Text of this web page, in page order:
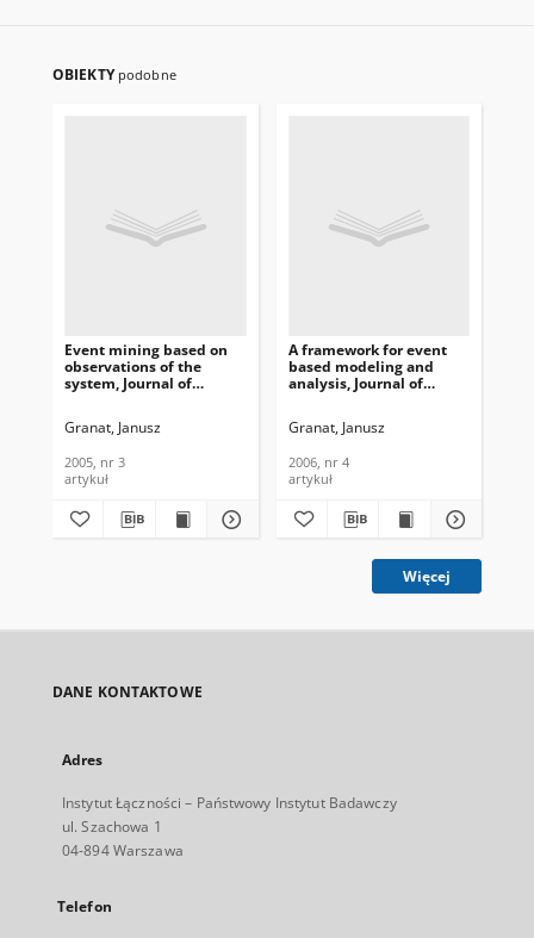
OBIEKTY podobne
Event mining based on
observations of the
system, Journal of
2005, nr 3
Granat, Janusz
2005, nr 3
artykuł
A framework for event
based modeling and
analysis, Journal of
2006, nr 4
Granat, Janusz
2006, nr 4
artykuł
Więcej
DANE KONTAKTOWE
Adres
Instytut Łączności – Państwowy Instytut Badawczy
ul. Szachowa 1
04-894 Warszawa
Telefon